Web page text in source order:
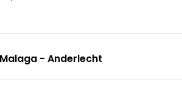
Malaga - Anderlecht